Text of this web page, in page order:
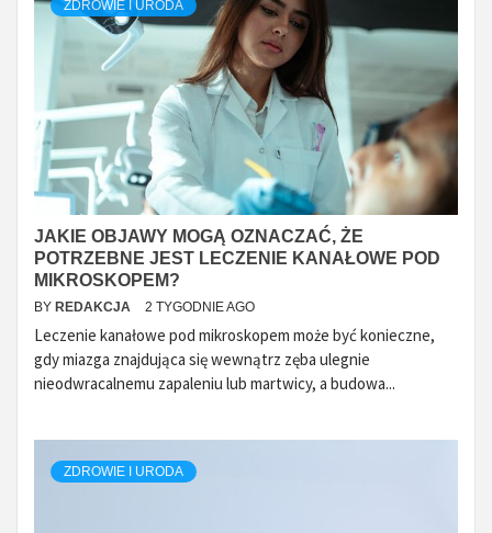
ZDROWIE I URODA
JAKIE OBJAWY MOGĄ OZNACZAĆ, ŻE
POTRZEBNE JEST LECZENIE KANAŁOWE POD
MIKROSKOPEM?
BY REDAKCJA 2 TYGODNIE AGO
Leczenie kanałowe pod mikroskopem może być konieczne,
gdy miazga znajdująca się wewnątrz zęba ulegnie
nieodwracalnemu zapaleniu lub martwicy, a budowa...
ZDROWIE I URODA